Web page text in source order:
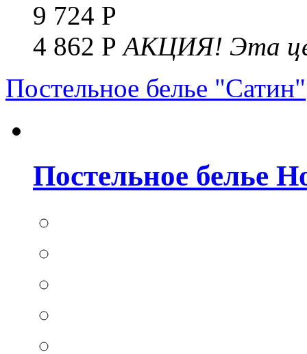
9 724 Р
4 862 РАКЦИЯ! Эта
Постельное белье "Сатин"
Постельное белье